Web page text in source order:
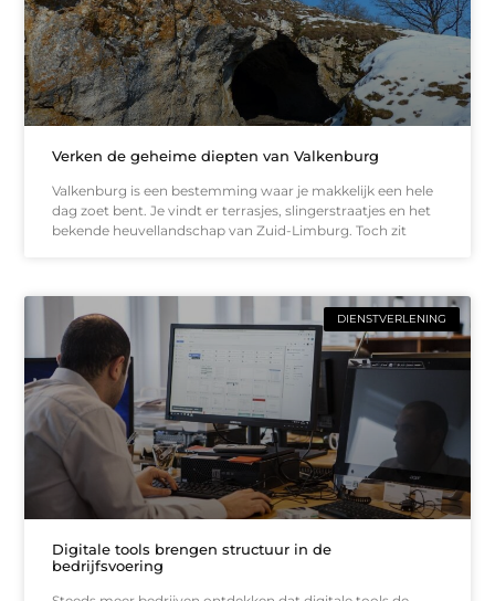
Verken de geheime diepten van Valkenburg
Valkenburg is een bestemming waar je makkelijk een hele
dag zoet bent. Je vindt er terrasjes, slingerstraatjes en het
bekende heuvellandschap van Zuid-Limburg. Toch zit
DIENSTVERLENING
Digitale tools brengen structuur in de
bedrijfsvoering